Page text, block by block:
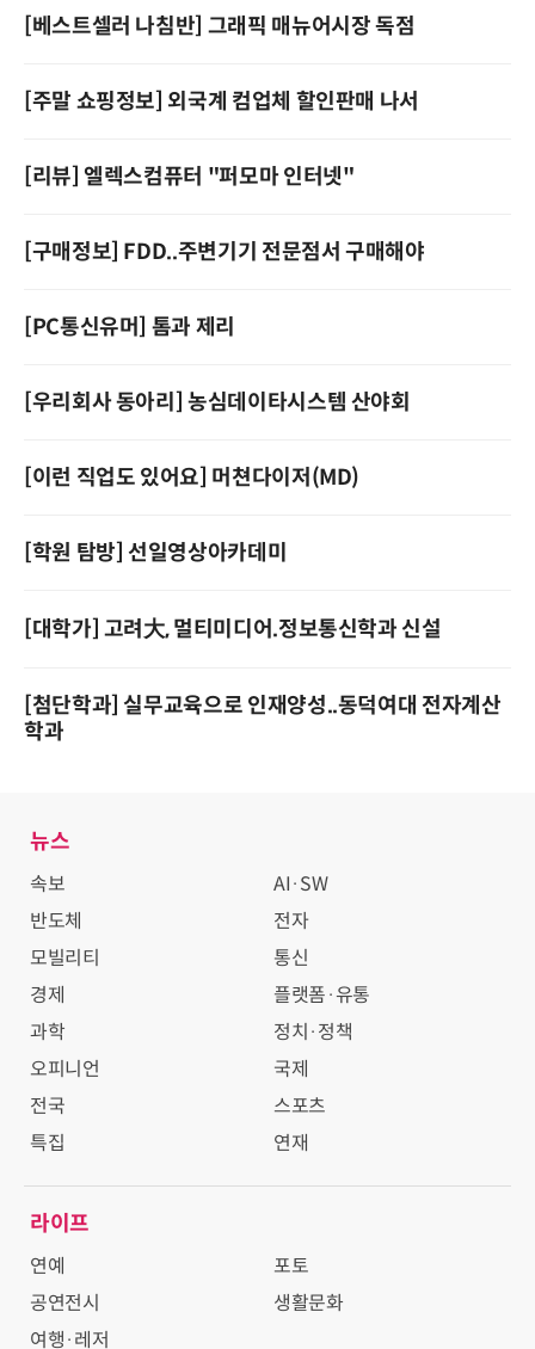
[베스트셀러 나침반] 그래픽 매뉴어시장 독점
[주말 쇼핑정보] 외국계 컴업체 할인판매 나서
[리뷰] 엘렉스컴퓨터 "퍼모마 인터넷"
[구매정보] FDD..주변기기 전문점서 구매해야
[PC통신유머] 톰과 제리
[우리회사 동아리] 농심데이타시스템 산야회
[이런 직업도 있어요] 머쳔다이저(MD)
[학원 탐방] 선일영상아카데미
[대학가] 고려大, 멀티미디어.정보통신학과 신설
[첨단학과] 실무교육으로 인재양성..동덕여대 전자계산
학과
뉴스
속보
AI·SW
반도체
전자
모빌리티
통신
경제
플랫폼·유통
과학
정치·정책
오피니언
국제
전국
스포츠
특집
연재
라이프
연예
포토
공연전시
생활문화
여행·레저